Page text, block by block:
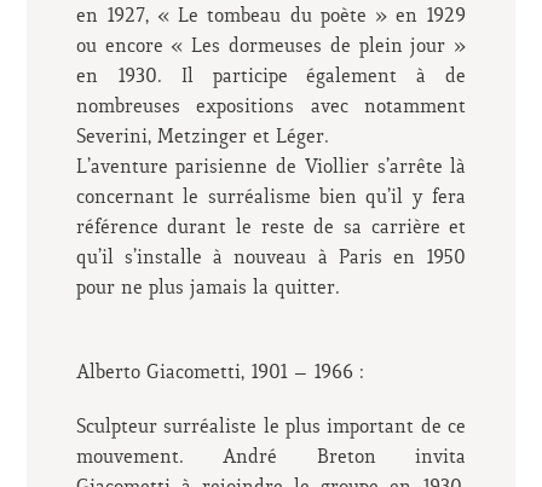
en 1927, « Le tombeau du poète » en 1929
ou encore « Les dormeuses de plein jour »
en 1930. Il participe également à de
nombreuses expositions avec notamment
Severini, Metzinger et Léger.
L’aventure parisienne de Viollier s’arrête là
concernant le surréalisme bien qu’il y fera
référence durant le reste de sa carrière et
qu’il s’installe à nouveau à Paris en 1950
pour ne plus jamais la quitter.
Alberto Giacometti, 1901 – 1966 :
Sculpteur surréaliste le plus important de ce
mouvement. André Breton invita